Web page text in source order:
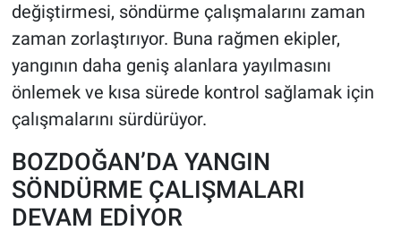
değiştirmesi, söndürme çalışmalarını zaman
zaman zorlaştırıyor. Buna rağmen ekipler,
yangının daha geniş alanlara yayılmasını
önlemek ve kısa sürede kontrol sağlamak için
çalışmalarını sürdürüyor.
BOZDOĞAN’DA YANGIN
SÖNDÜRME ÇALIŞMALARI
DEVAM EDİYOR